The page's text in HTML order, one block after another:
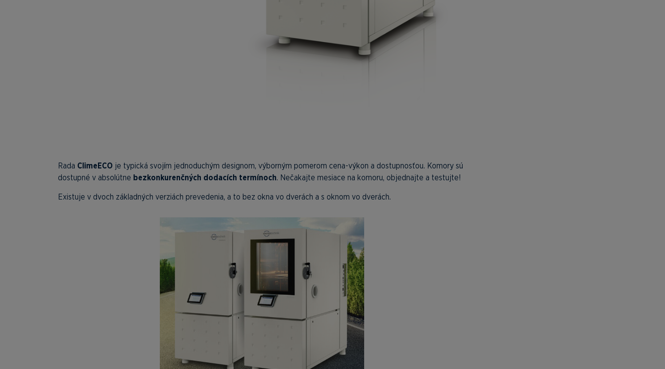
Rada ClimeECO je typická svojím jednoduchým designom, výborným pomerom cena-výkon a dostupnosťou. Komory sú
dostupné v absolútne bezkonkurenčných dodacích termínoch. Nečakajte mesiace na komoru, objednajte a testujte!
Existuje v dvoch základných verziách prevedenia, a to bez okna vo dverách a s oknom vo dverách.